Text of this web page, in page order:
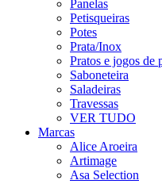
Panelas
Petisqueiras
Potes
Prata/Inox
Pratos e jogos de
Saboneteira
Saladeiras
Travessas
VER TUDO
Marcas
Alice Aroeira
Artimage
Asa Selection